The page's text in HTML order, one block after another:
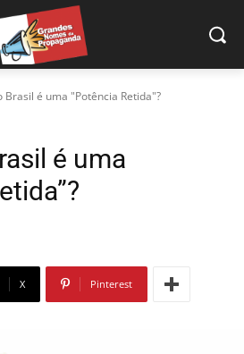
Brasil é uma "Potência Retida"?
é uma
X Pinterest